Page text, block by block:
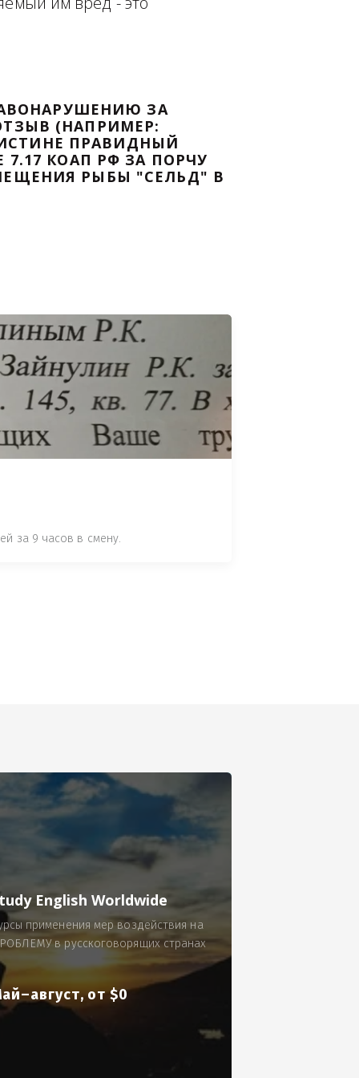
доказательством с целью -
Законодательства Российской
ПРАВОНАРУШЕНИЮ ЗА
ВАШ ОТЗЫВ (НАПРИМЕР:
ВОИСТИНЕ ПРАВИДНЫЙ
7.17 КОАП РФ ЗА ПОРЧУ
ПОМЕЩЕНИЯ РЫБЫ "СЕЛЬД" В
300 рублей за 9 часов в смену.